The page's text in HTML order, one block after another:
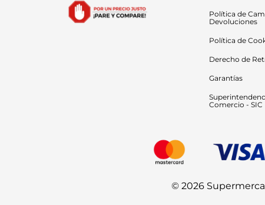
Política de
Devoluciones
Política de
Derecho de
Garantías
Comercio - SIC
© 2026